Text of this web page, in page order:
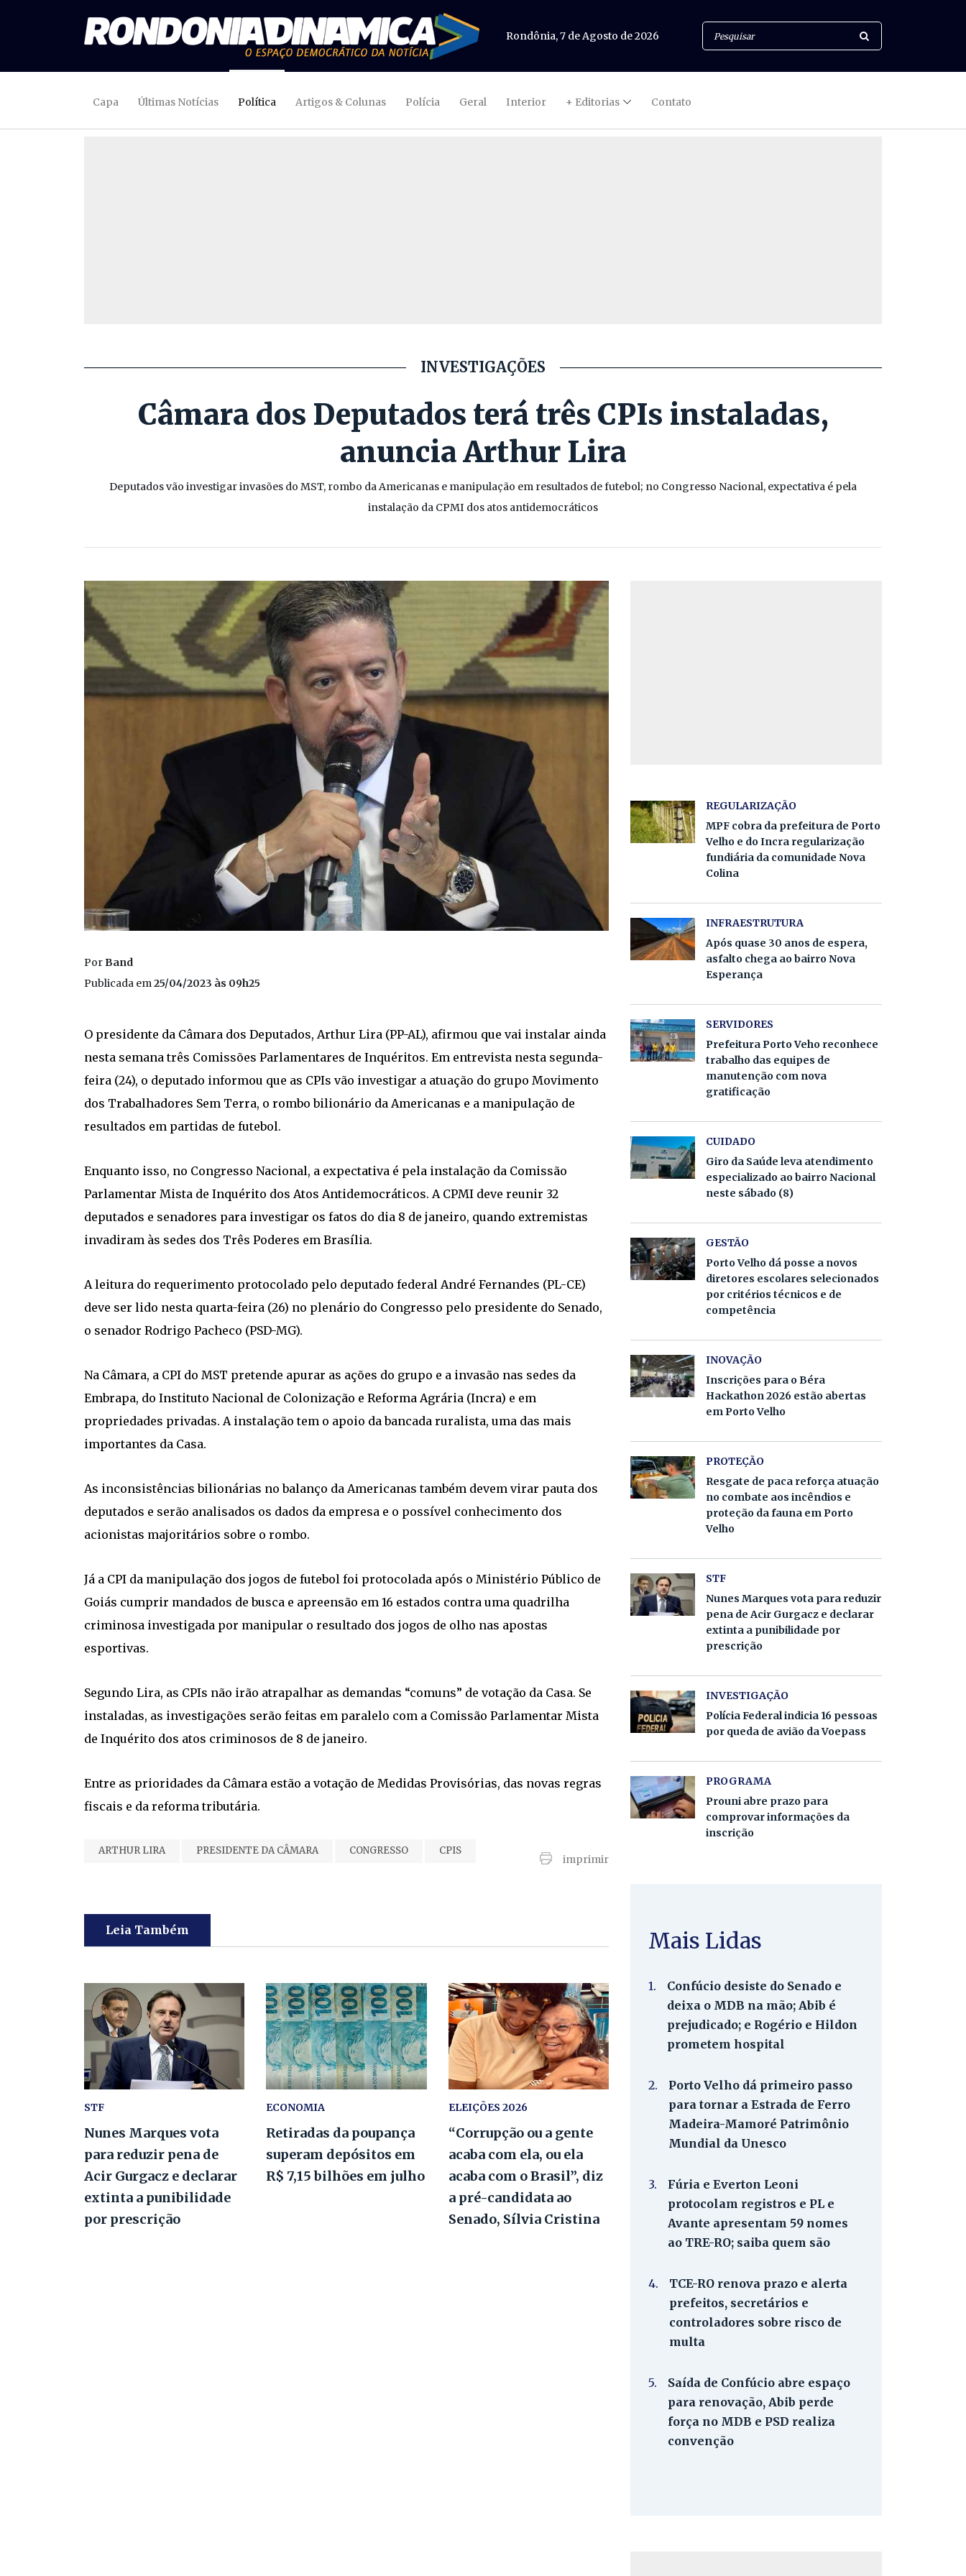
Rondônia, 7 de Agosto de 2026
Capa Últimas Notícias Política Artigos & Colunas Polícia Geral Interior + Editorias Contato
INVESTIGAÇÕES
Câmara dos Deputados terá três CPIs instaladas,
anuncia Arthur Lira
Deputados vão investigar invasões do MST, rombo da Americanas e manipulação em resultados de futebol; no Congresso Nacional, expectativa é pela
instalação da CPMI dos atos antidemocráticos
PorBand
Publicada em25/04/2023 às 09h25
O presidente da Câmara dos Deputados, Arthur Lira (PP-AL), afirmou que vai instalar ainda
nesta semana três Comissões Parlamentares de Inquéritos. Em entrevista nesta segunda-
feira (24), o deputado informou que as CPIs vão investigar a atuação do grupo Movimento
dos Trabalhadores Sem Terra, o rombo bilionário da Americanas e a manipulação de
resultados em partidas de futebol.
Enquanto isso, no Congresso Nacional, a expectativa é pela instalação da Comissão
Parlamentar Mista de Inquérito dos Atos Antidemocráticos. A CPMI deve reunir 32
deputados e senadores para investigar os fatos do dia 8 de janeiro, quando extremistas
invadiram às sedes dos Três Poderes em Brasília.
A leitura do requerimento protocolado pelo deputado federal André Fernandes (PL-CE)
deve ser lido nesta quarta-feira (26) no plenário do Congresso pelo presidente do Senado,
o senador Rodrigo Pacheco (PSD-MG).
Na Câmara, a CPI do MST pretende apurar as ações do grupo e a invasão nas sedes da
Embrapa, do Instituto Nacional de Colonização e Reforma Agrária (Incra) e em
propriedades privadas. A instalação tem o apoio da bancada ruralista, uma das mais
importantes da Casa.
As inconsistências bilionárias no balanço da Americanas também devem virar pauta dos
deputados e serão analisados os dados da empresa e o possível conhecimento dos
acionistas majoritários sobre o rombo.
Já a CPI da manipulação dos jogos de futebol foi protocolada após o Ministério Público de
Goiás cumprir mandados de busca e apreensão em 16 estados contra uma quadrilha
criminosa investigada por manipular o resultado dos jogos de olho nas apostas
esportivas.
Segundo Lira, as CPIs não irão atrapalhar as demandas “comuns” de votação da Casa. Se
instaladas, as investigações serão feitas em paralelo com a Comissão Parlamentar Mista
de Inquérito dos atos criminosos de 8 de janeiro.
Entre as prioridades da Câmara estão a votação de Medidas Provisórias, das novas regras
fiscais e da reforma tributária.
ARTHUR LIRA PRESIDENTE DA CÂMARA CONGRESSO CPIS
imprimir
Leia Também
STF
Nunes Marques vota
para reduzir pena de
Acir Gurgacz e declarar
extinta a punibilidade
por prescrição
ECONOMIA
Retiradas da poupança
superam depósitos em
R$ 7,15 bilhões em julho
ELEIÇÕES 2026
“Corrupção ou a gente
acaba com ela, ou ela
acaba com o Brasil”, diz
a pré-candidata ao
Senado, Sílvia Cristina
REGULARIZAÇÃO
MPF cobra da prefeitura de Porto
Velho e do Incra regularização
fundiária da comunidade Nova
Colina
INFRAESTRUTURA
Após quase 30 anos de espera,
asfalto chega ao bairro Nova
Esperança
SERVIDORES
Prefeitura Porto Veho reconhece
trabalho das equipes de
manutenção com nova
gratificação
CUIDADO
Giro da Saúde leva atendimento
especializado ao bairro Nacional
neste sábado (8)
GESTÃO
Porto Velho dá posse a novos
diretores escolares selecionados
por critérios técnicos e de
competência
INOVAÇÃO
Inscrições para o Béra
Hackathon 2026 estão abertas
em Porto Velho
PROTEÇÃO
Resgate de paca reforça atuação
no combate aos incêndios e
proteção da fauna em Porto
Velho
STF
Nunes Marques vota para reduzir
pena de Acir Gurgacz e declarar
extinta a punibilidade por
prescrição
INVESTIGAÇÃO
Polícia Federal indicia 16 pessoas
por queda de avião da Voepass
PROGRAMA
Prouni abre prazo para
comprovar informações da
inscrição
Mais Lidas
1.
Confúcio desiste do Senado e
deixa o MDB na mão; Abib é
prejudicado; e Rogério e Hildon
prometem hospital
2.
Porto Velho dá primeiro passo
para tornar a Estrada de Ferro
Madeira-Mamoré Patrimônio
Mundial da Unesco
3.
Fúria e Everton Leoni
protocolam registros e PL e
Avante apresentam 59 nomes
ao TRE-RO; saiba quem são
4.
TCE-RO renova prazo e alerta
prefeitos, secretários e
controladores sobre risco de
multa
5.
Saída de Confúcio abre espaço
para renovação, Abib perde
força no MDB e PSD realiza
convenção